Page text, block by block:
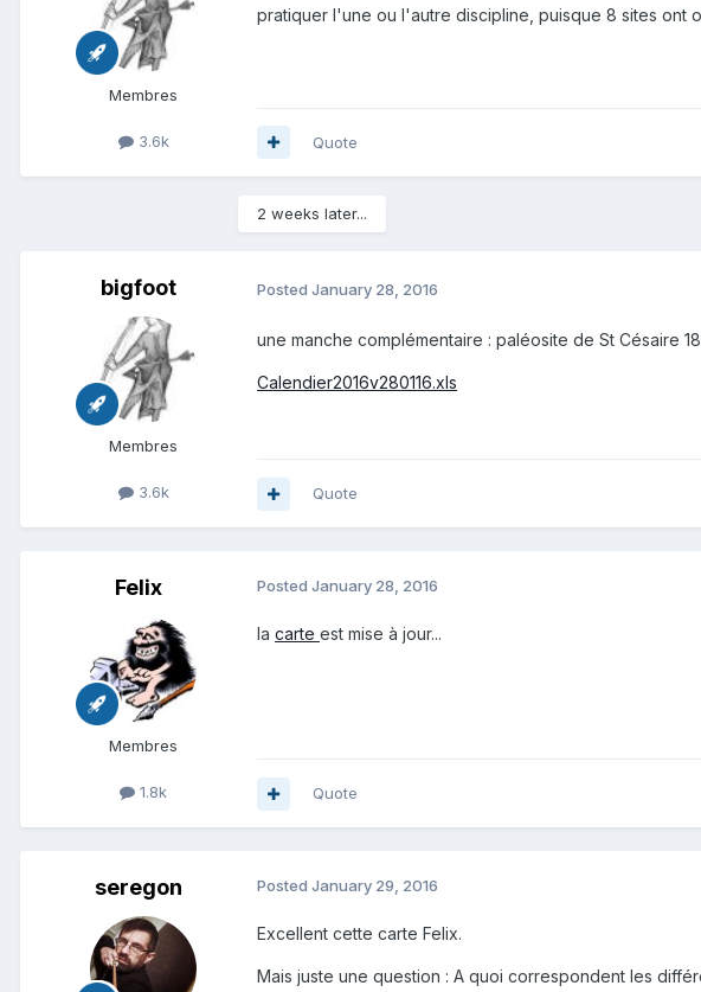
Membres
3.6k
pratiquer l'une ou l'autre discipline, puisque 8 sites ont
Quote
2 weeks later...
bigfoot
Membres
3.6k
Posted January 28, 2016
une manche complémentaire : paléosite de St Césaire
Calendier2016v280116.xls
Quote
Felix
Membres
1.8k
Posted January 28, 2016
la carte est mise à jour...
Quote
seregon Posted January 29, 2016
Excellent cette carte Felix.
Mais juste une question : A quoi correspondent les